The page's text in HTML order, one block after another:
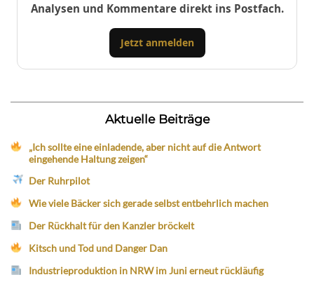
Analysen und Kommentare direkt ins Postfach.
Jetzt anmelden
Aktuelle Beiträge
„Ich sollte eine einladende, aber nicht auf die Antwort
eingehende Haltung zeigen“
Der Ruhrpilot
Wie viele Bäcker sich gerade selbst entbehrlich machen
Der Rückhalt für den Kanzler bröckelt
Kitsch und Tod und Danger Dan
Industrieproduktion in NRW im Juni erneut rückläufig